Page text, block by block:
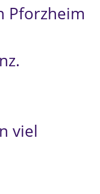
Pforzheim
viel